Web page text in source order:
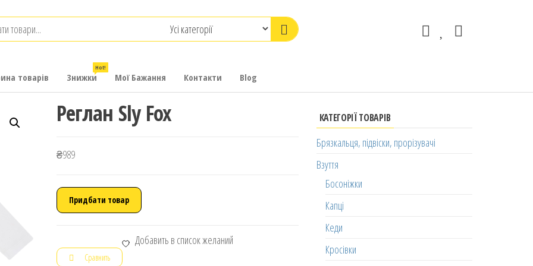
товарів Знижки
Hot!
Мої Бажання Контакти Blog
Реглан Sly Fox
₴989
Придбати товар
Добавить в список желаний
Сравнить
КАТЕГОРІЇ ТОВАРІВ
Брязкальця, підвіски, прорізувачі
Взуття
Босоніжки
Капці
Кеди
Кросівки